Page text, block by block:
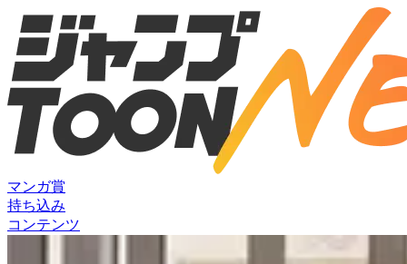
マンガ賞
持ち込み
コンテンツ